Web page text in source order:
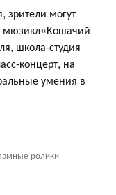
зрители могут
мюзикл«Кошачий
школа-студия
концерт, на
умения в
ролики